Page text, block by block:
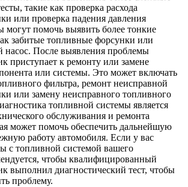
такие как проверка расхода
или проверка падения давления
могут помочь выявить более тонкие
забитые топливные форсунки или
насос. После выявления проблемы
приступает к ремонту или замене
или системы. Это может включать
фильтра, ремонт неисправной
или замену неисправного топливного
топливной системы является
обслуживания и ремонта
может помочь обеспечить дальнейшую
работу автомобиля. Если у вас
с топливной системой вашего
чтобы квалифицированный
выполнил диагностический тест, чтобы
проблему.